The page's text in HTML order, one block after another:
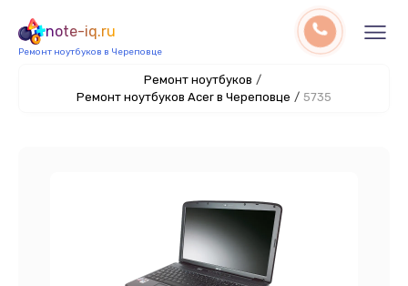
note-iq.ru
Ремонт ноутбуков в Череповце
Ремонт ноутбуков /
Ремонт ноутбуков Acer в Череповце / 5735